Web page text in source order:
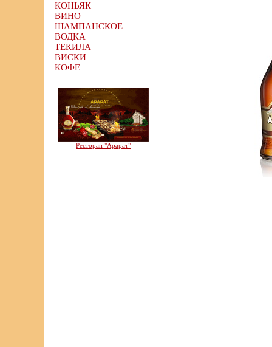
КОНЬЯК
ВИНО
ШАМПАНСКОЕ
ВОДКА
ТЕКИЛА
ВИСКИ
КОФЕ
Ресторан "Арарат"